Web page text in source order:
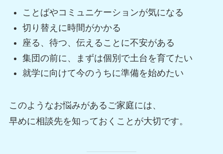
ことばやコミュニケーションが気になる
切り替えに時間がかかる
座る、待つ、伝えることに不安がある
集団の前に、まずは個別で土台を育てたい
就学に向けて今のうちに準備を始めたい
このようなお悩みがあるご家庭には、
早めに相談先を知っておくことが大切です。